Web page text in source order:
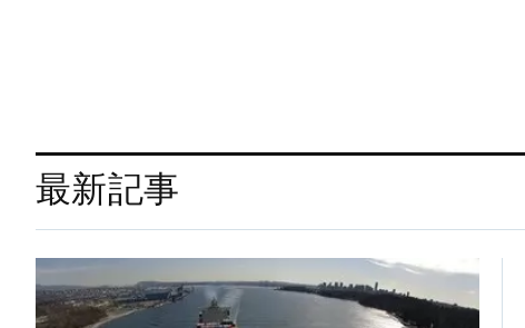
最新記事